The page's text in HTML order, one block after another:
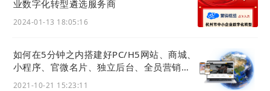
业数字化转型遴选服务商
2024-01-13 18:05:16
如何在5分钟之内搭建好PC/H5网站、商城、
小程序、官微名片、独立后台、全员营销
2021-10-21 15:23:11